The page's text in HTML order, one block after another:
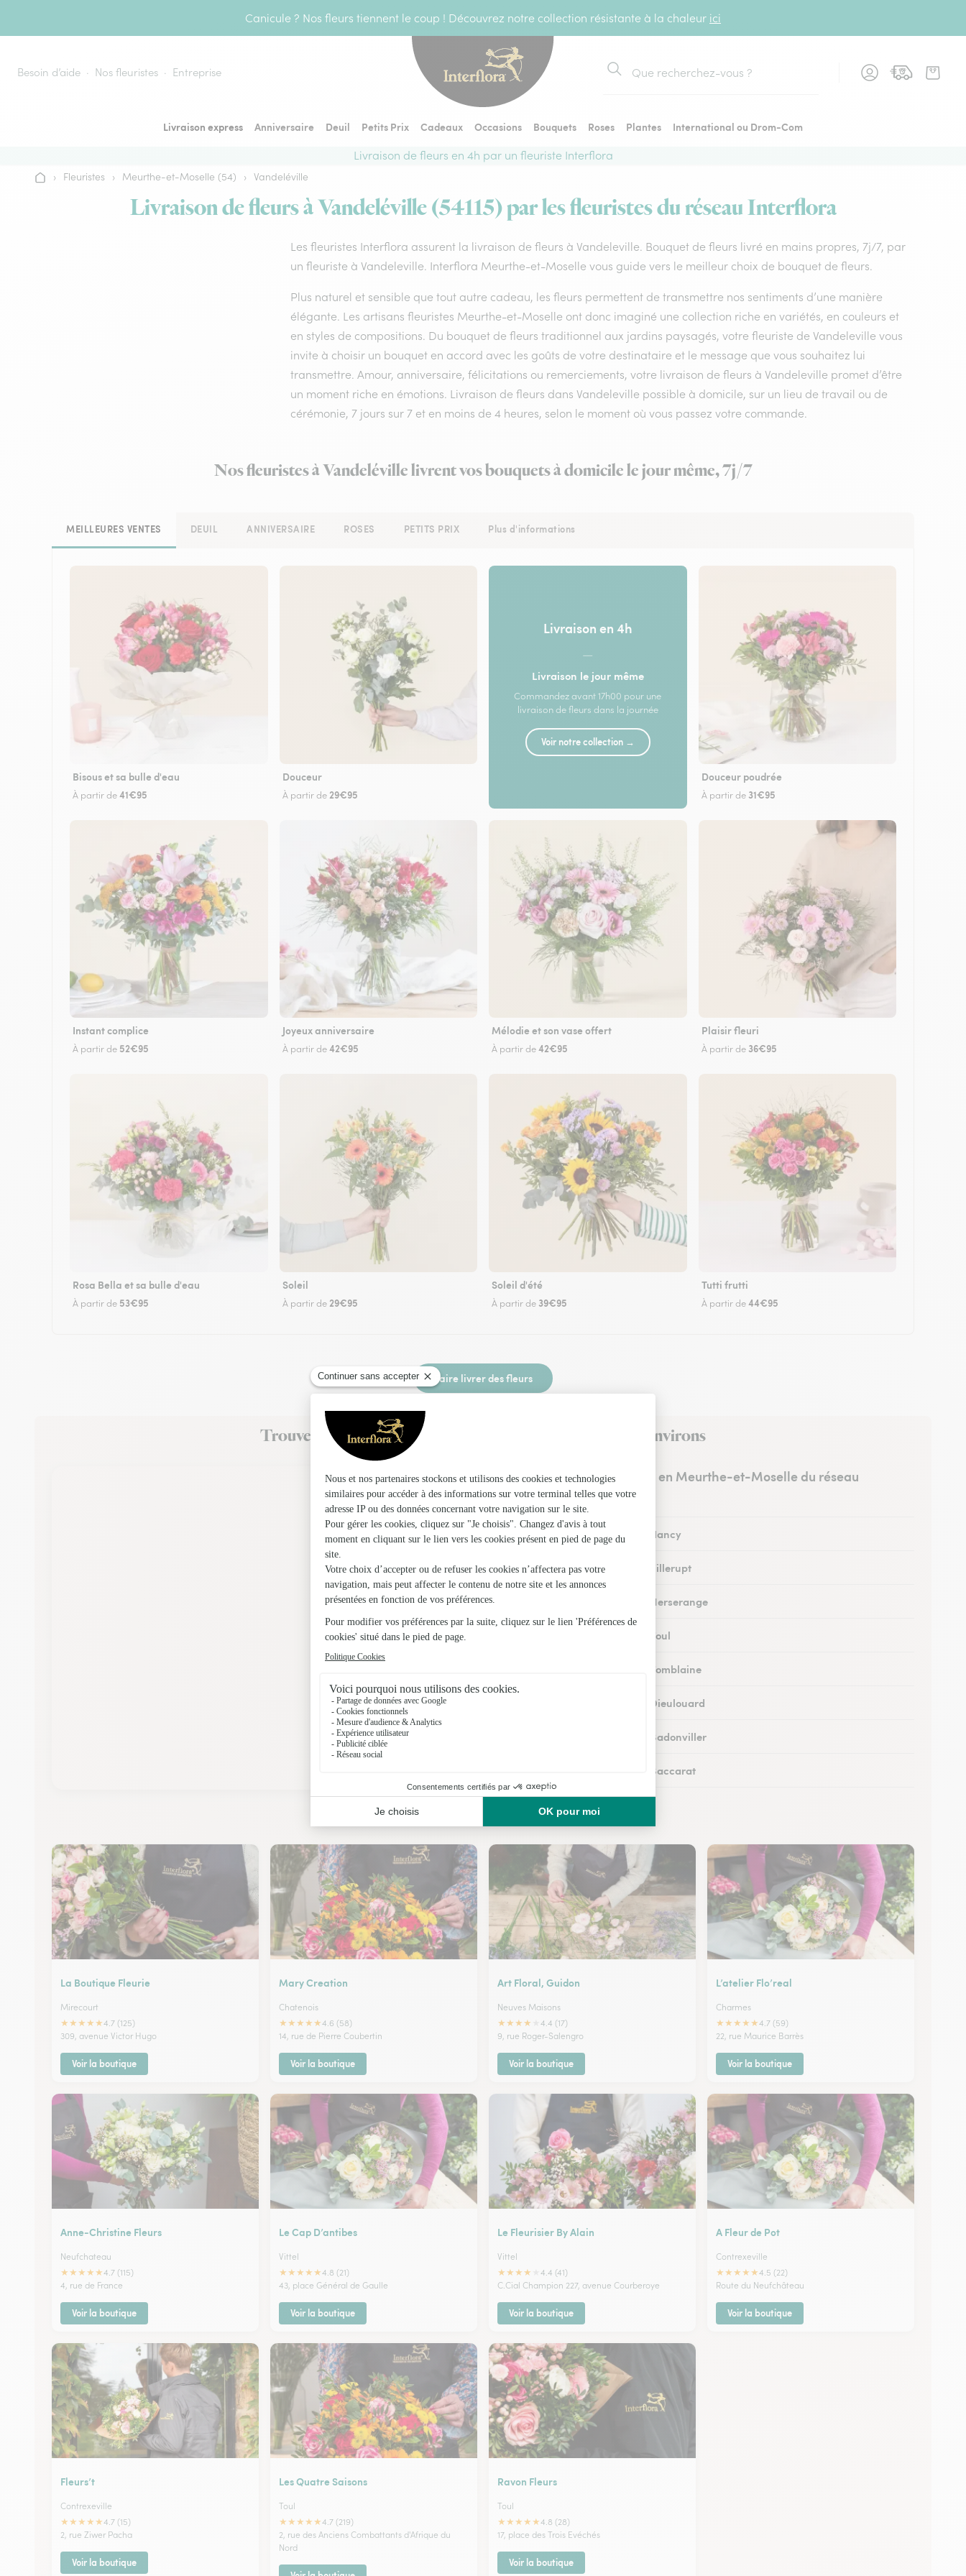
Canicule ? Nos fleurs tiennent le coup ! Découvrez notre collection résistante à la chaleur ici
Besoin d’aide Nos fleuristes Entreprise
Rechercher
Livraison express Anniversaire Deuil Petits Prix Cadeaux Occasions Bouquets Roses Plantes
International ou Drom-Com
Livraison de fleurs en 4h par un fleuriste Interflora
Accueil
› Fleuristes › Meurthe-et-Moselle (54) › Vandeléville
Livraison de fleurs à Vandeléville (54115) par les fleuristes du réseau Interflora
Les fleuristes Interflora assurent la livraison de fleurs à Vandeleville. Bouquet de fleurs livré en mains propres, 7j/7, par
un fleuriste à Vandeleville. Interflora Meurthe-et-Moselle vous guide vers le meilleur choix de bouquet de fleurs.
Plus naturel et sensible que tout autre cadeau, les fleurs permettent de transmettre nos sentiments d’une manière
élégante. Les artisans fleuristes Meurthe-et-Moselle ont donc imaginé une collection riche en variétés, en couleurs et
en styles de compositions. Du bouquet de fleurs traditionnel aux jardins paysagés, votre fleuriste de Vandeleville vous
invite à choisir un bouquet en accord avec les goûts de votre destinataire et le message que vous souhaitez lui
transmettre. Amour, anniversaire, félicitations ou remerciements, votre livraison de fleurs à Vandeleville promet d’être
un moment riche en émotions. Livraison de fleurs dans Vandeleville possible à domicile, sur un lieu de travail ou de
cérémonie, 7 jours sur 7 et en moins de 4 heures, selon le moment où vous passez votre commande.
Nos fleuristes à Vandeléville livrent vos bouquets à domicile le jour même, 7j/7
MEILLEURES VENTES DEUIL ANNIVERSAIRE ROSES PETITS PRIX Plus d'informations
Bisous et sa bulle d'eau
À partir de41€95
Douceur
À partir de 29€95
Livraison en 4h
—
Livraison le jour même
Commandez avant 17h00 pour une
livraison de fleurs dans la journée
Voir notre collection →
Douceur poudrée
À partir de 31€95
Instant complice
À partir de 52€95
Joyeux anniversaire
À partir de42€95
Mélodie et son vase offert
À partir de42€95
Plaisir fleuri
À partir de 36€95
Rosa Bella et sa bulle d'eau
À partir de 53€95
Soleil
À partir de 29€95
Soleil d'été
À partir de 39€95
Tutti frutti
À partir de44€95
Faire livrer des fleurs
Trouvez un fleuriste Interflora à Vandeléville et dans ses environs
Les fleuristes en Meurthe-et-Moselle du réseau
Interflora
Fleuristes à Nancy
Fleuristes à Villerupt
Fleuristes à Herserange
Fleuristes à Toul
Fleuristes à Tomblaine
Fleuristes à Dieulouard
Fleuristes à Badonviller
Fleuristes à Baccarat
Nos fleuristes à Vandeléville
La Boutique Fleurie
Mirecourt
★★★★★4.7 (125)
309, avenue Victor Hugo
Voir la boutique
Mary Creation
Chatenois
★★★★★4.6 (58)
14, rue de Pierre Coubertin
Voir la boutique
Art Floral, Guidon
Neuves Maisons
★★★★
4.4 (17)
9, rue Roger-Salengro
Voir la boutique
L’atelier Flo’real
Charmes
★★★★★4.7 (59)
22, rue Maurice Barrès
Voir la boutique
Anne-Christine Fleurs
Neufchateau
★★★★★4.7 (115)
4, rue de France
Voir la boutique
Le Cap D’antibes
Vittel
★★★★★4.8 (21)
43, place Général de Gaulle
Voir la boutique
Le Fleurisier By Alain
Vittel
★★★★
4.4 (41)
C.Cial Champion 227, avenue Courberoye
Voir la boutique
A Fleur de Pot
Contrexeville
★★★★★4.5 (22)
Route du Neufchâteau
Voir la boutique
Fleurs’t
Contrexeville
★★★★★4.7 (15)
2, rue Ziwer Pacha
Voir la boutique
Les Quatre Saisons
Toul
★★★★★4.7 (219)
2, rue des Anciens Combattants d'Afrique du
Nord
Ravon Fleurs
Toul
★★★★★4.8 (28)
17, place des Trois Evéchés
Voir la boutique